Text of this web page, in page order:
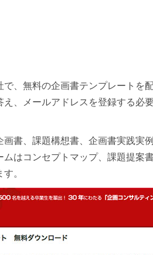
で、無料の企画書テンプレートを
、メールアドレスを登録する必
書、課題構想書、企画書実践実
はコンセプトマップ、課題提案
。